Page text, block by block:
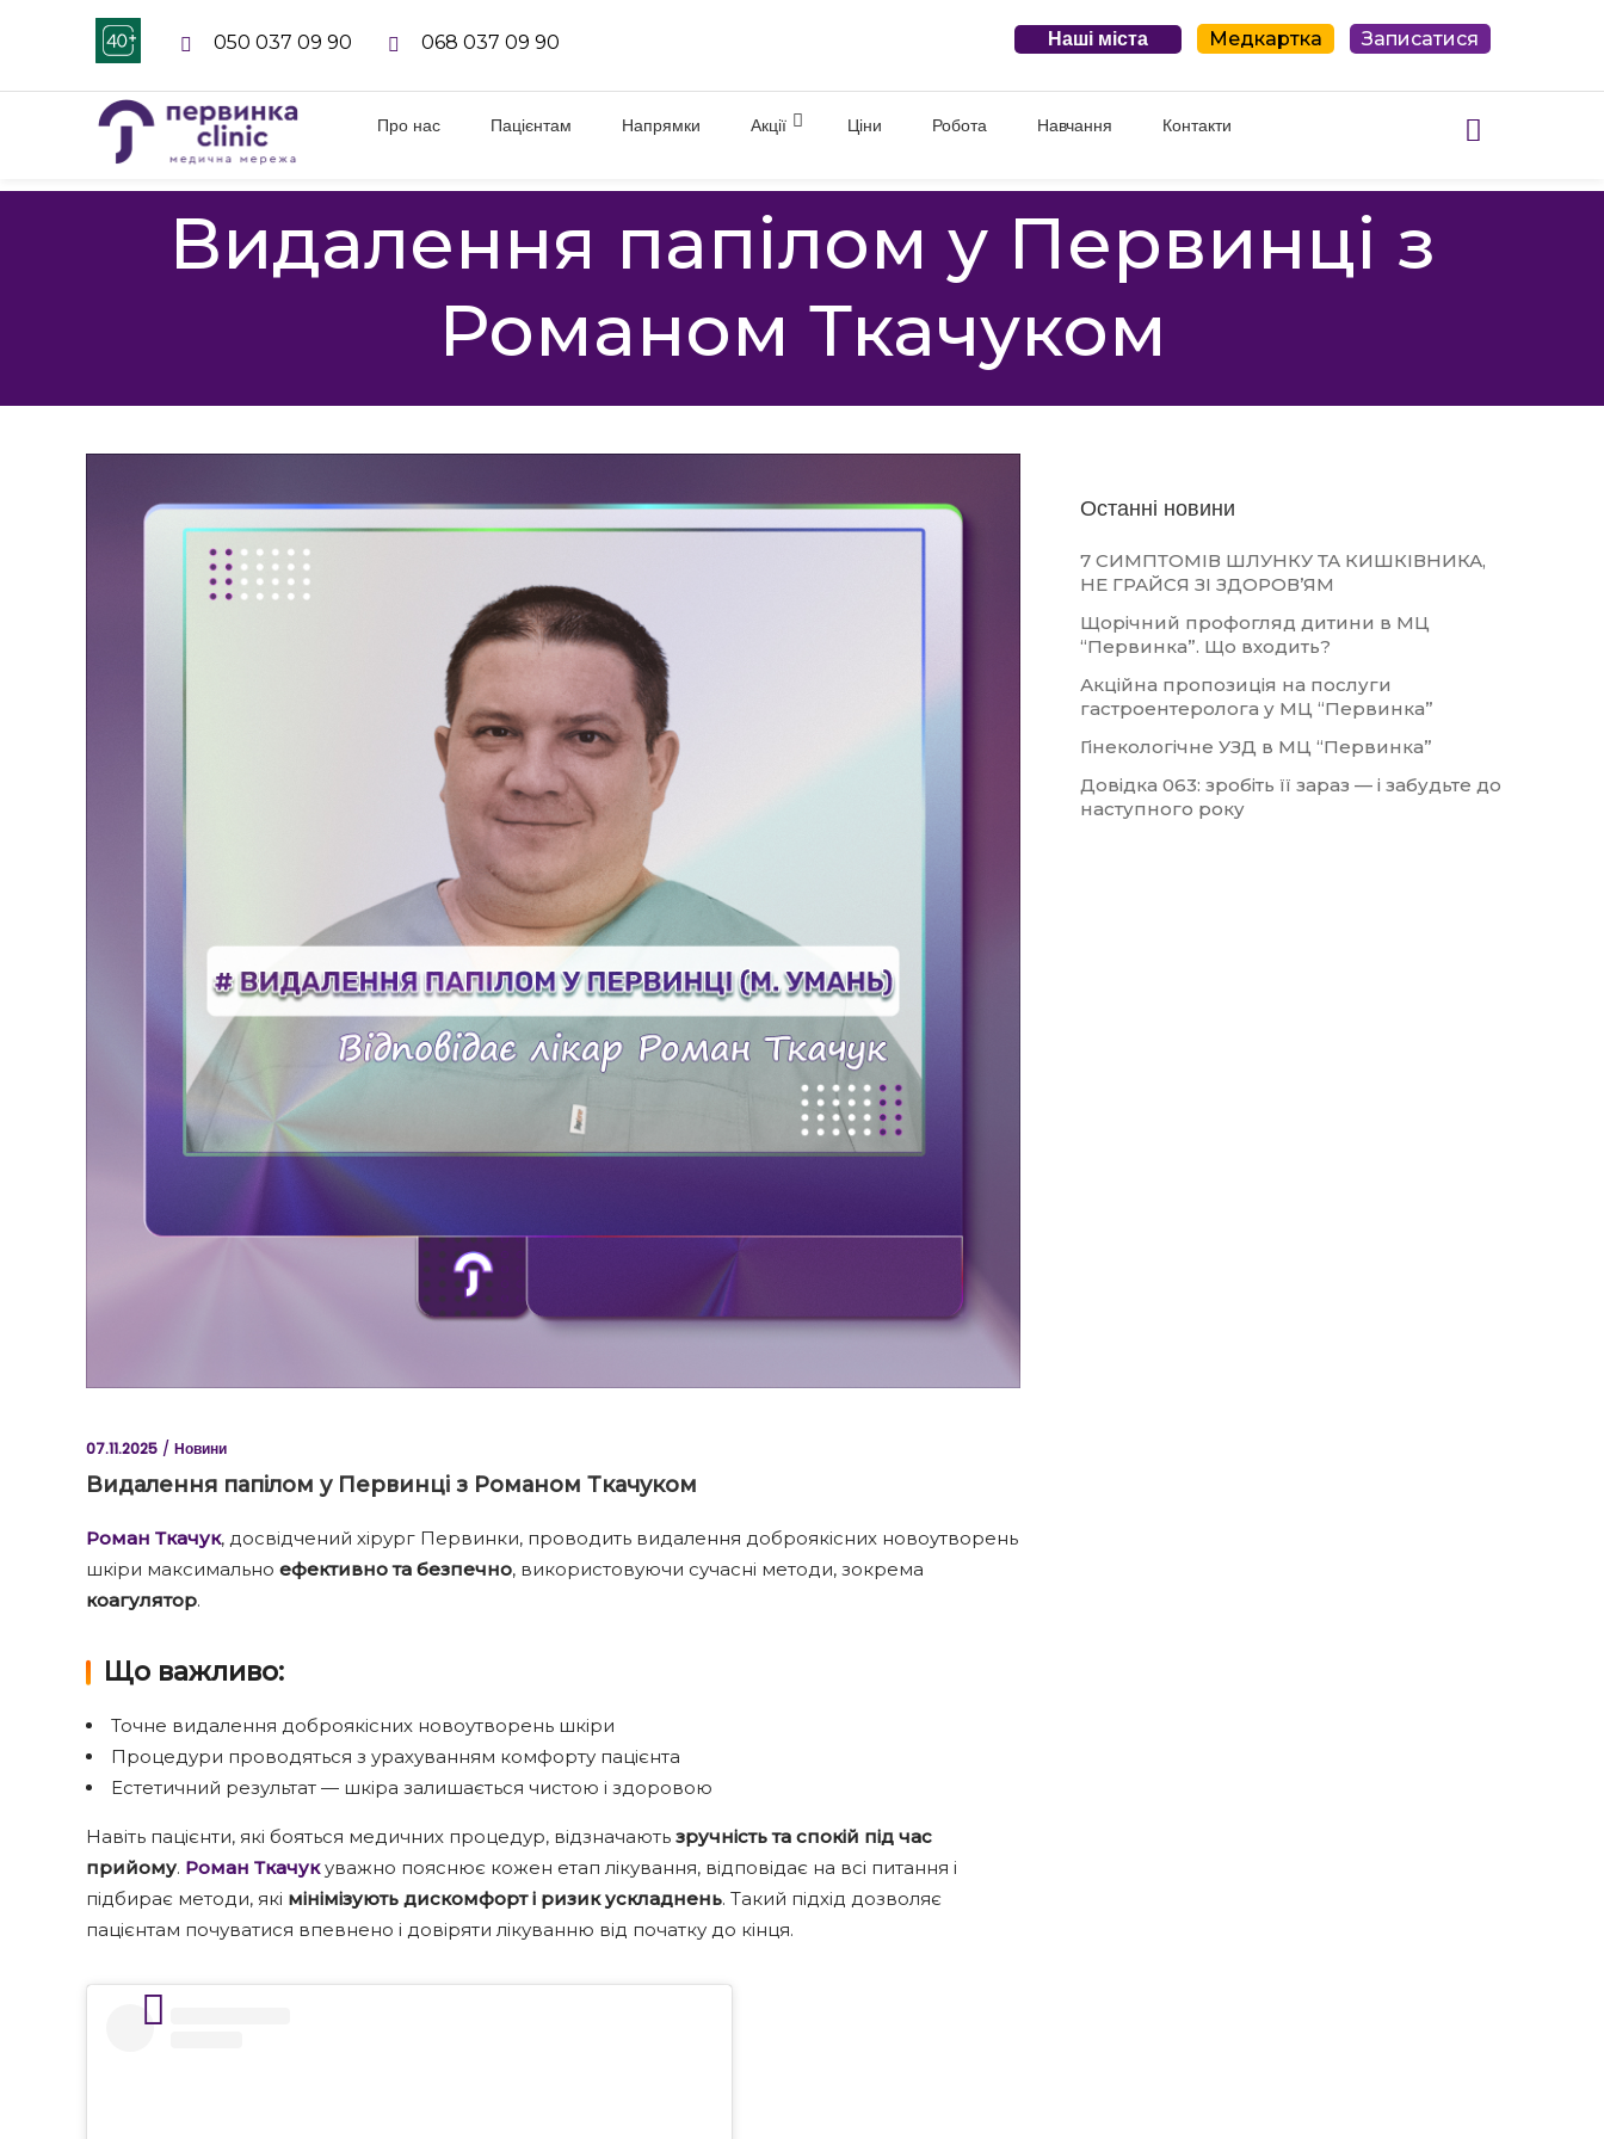
050 037 09 90 068 037 09 90 Наші міста Медкартка Записатися
Про нас Пацієнтам Напрямки Акції Ціни Робота Навчання Контакти
Видалення папілом у Первинці з
Романом Ткачуком
07.11.2025 Новини
Видалення папілом у Первинці з Романом Ткачуком
Роман Ткачук, досвідчений хірург Первинки, проводить видалення доброякісних новоутворень
шкіри максимально ефективно та безпечно, використовуючи сучасні методи, зокрема
коагулятор.
Що важливо:
Точне видалення доброякісних новоутворень шкіри
Процедури проводяться з урахуванням комфорту пацієнта
Естетичний результат — шкіра залишається чистою і здоровою
Навіть пацієнти, які бояться медичних процедур, відзначають зручність та спокій під час
прийому. Роман Ткачукуважно пояснює кожен етап лікування, відповідає на всі питання і
підбирає методи, які мінімізують дискомфорт і ризик ускладнень. Такий підхід дозволяє
пацієнтам почуватися впевнено і довіряти лікуванню від початку до кінця.
Останні новини
7 СИМПТОМІВ ШЛУНКУ ТА КИШКІВНИКА,
НЕ ГРАЙСЯ ЗІ ЗДОРОВ’ЯМ
Щорічний профогляд дитини в МЦ
“Первинка”. Що входить?
Акційна пропозиція на послуги
гастроентеролога у МЦ “Первинка”
Гінекологічне УЗД в МЦ “Первинка”
Довідка 063: зробіть її зараз — і забудьте до
наступного року